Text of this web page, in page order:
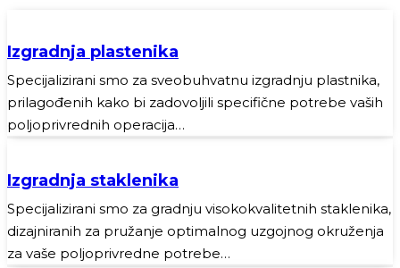
Izgradnja plastenika
Specijalizirani smo za sveobuhvatnu izgradnju plastnika,
prilagođenih kako bi zadovoljili specifične potrebe vaših
poljoprivrednih operacija…
Izgradnja staklenika
Specijalizirani smo za gradnju visokokvalitetnih staklenika,
dizajniranih za pružanje optimalnog uzgojnog okruženja
za vaše poljoprivredne potrebe…